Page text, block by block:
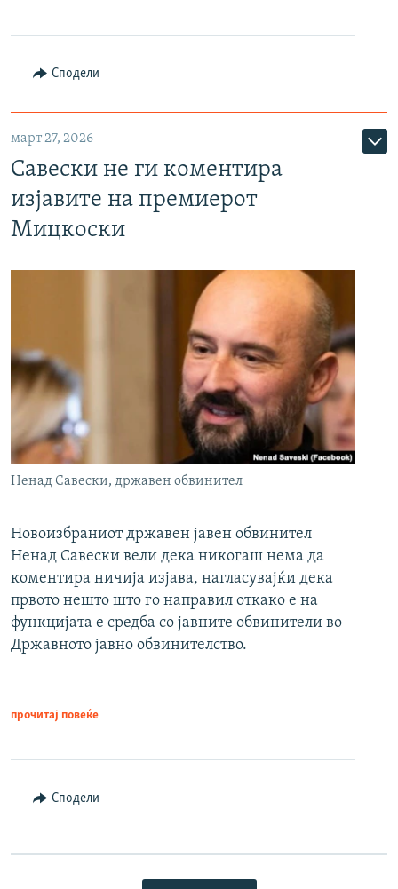
Сподели
март 27, 2026
Савески не ги коментира
изјавите на премиерот
Мицкоски
Ненад Савески, државен обвинител
Новоизбраниот државен јавен обвинител
Ненад Савески вели дека никогаш нема да
коментира ничија изјава, нагласувајќи дека
првото нешто што го направил откако е на
функцијата е средба со јавните обвинители во
Државното јавно обвинителство.
прочитај повеќе
Сподели